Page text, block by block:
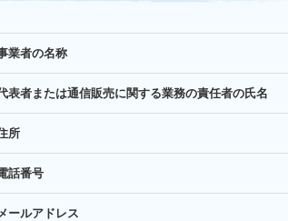
業者の名称
表者または通信販売に関する業務の責任者の氏名
所
話番号
ールアドレス